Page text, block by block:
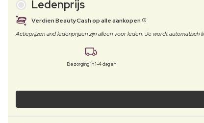
Ledenprijs
Verdien BeautyCash op alle aankopen
Actieprijzen and ledenprijzen zijn alleen voor leden. Je wordt
Bezorging in 1-4 dagen